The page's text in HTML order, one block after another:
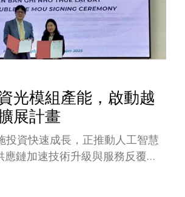
光模組產能，啟動越
展計畫
投資快速成長，正推動人工智慧
應鏈加速技術升級與服務反覆運
環旭電子積極佈局數據中心相關
板卡（包括AI加速卡與伺服器主